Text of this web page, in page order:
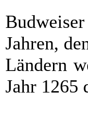
Jahren,
Ländern
Jahr 1265